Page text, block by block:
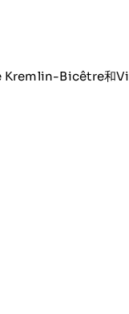
Bicêtre和